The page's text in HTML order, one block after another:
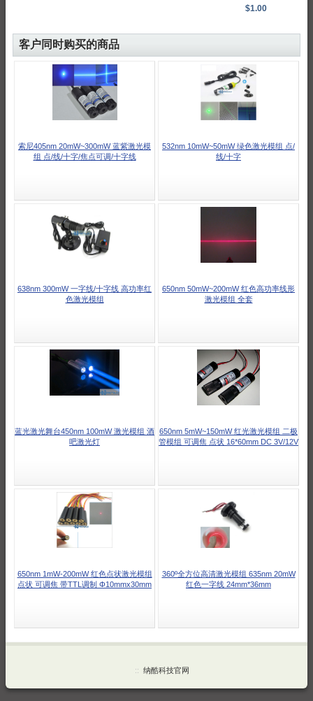
$1.00
客户同时购买的商品
索尼405nm 20mW~300mW 蓝紫激光模
组 点/线/十字/焦点可调/十字线
532nm 10mW~50mW 绿色激光模组 点/
线/十字
638nm 300mW 一字线/十字线 高功率红
色激光模组
650nm 50mW~200mW 红色高功率线形
激光模组 全套
蓝光激光舞台450nm 100mW 激光模组 酒
吧激光灯
650nm 5mW~150mW 红光激光模组 二极
管模组 可调焦 点状 16*60mm DC 3V/12V
650nm 1mW-200mW 红色点状激光模组
点状 可调焦 带TTL调制 Φ10mmx30mm
360º全方位高清激光模组 635nm 20mW
红色一字线 24mm*36mm
:: 纳酷科技官网